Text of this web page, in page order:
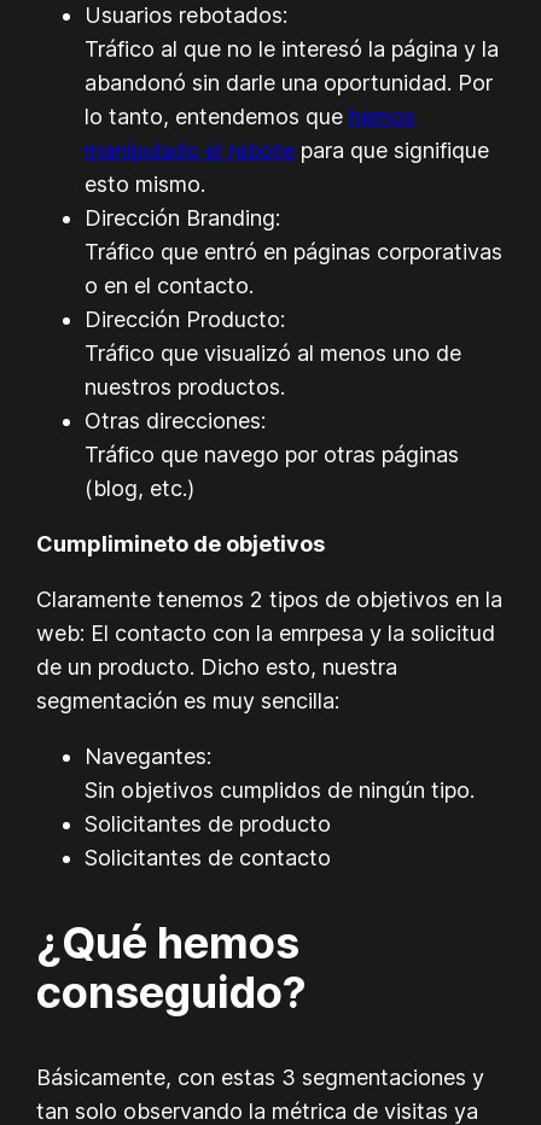
Usuarios rebotados:
Tráfico al que no le interesó la página y la
abandonó sin darle una oportunidad. Por
lo tanto, entendemos que hemos
manipulado el rebote para que signifique
esto mismo.
Dirección Branding:
Tráfico que entró en páginas corporativas
o en el contacto.
Dirección Producto:
Tráfico que visualizó al menos uno de
nuestros productos.
Otras direcciones:
Tráfico que navego por otras páginas
(blog, etc.)
Cumplimineto de objetivos
Claramente tenemos 2 tipos de objetivos en la
web: El contacto con la emrpesa y la solicitud
de un producto. Dicho esto, nuestra
segmentación es muy sencilla:
Navegantes:
Sin objetivos cumplidos de ningún tipo.
Solicitantes de producto
Solicitantes de contacto
¿Qué hemos
conseguido?
Básicamente, con estas 3 segmentaciones y
tan solo observando la métrica de visitas ya